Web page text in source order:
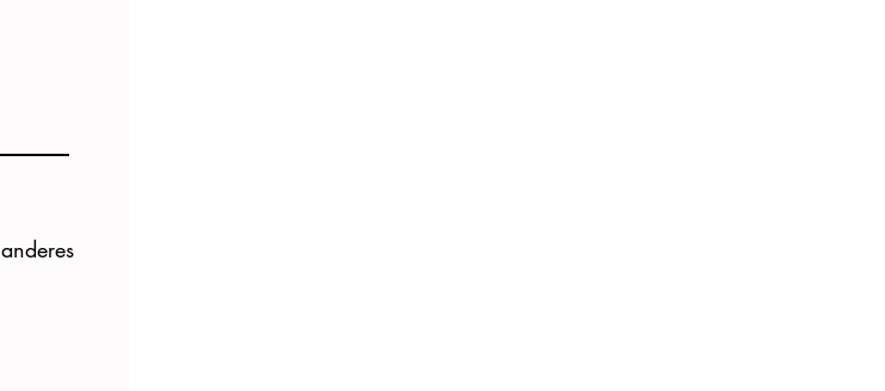
anderes